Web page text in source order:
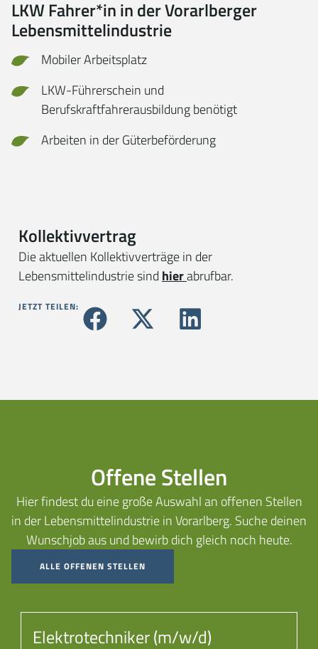
LKW Fahrer*in in der Vorarlberger
Lebensmittelindustrie
Mobiler Arbeitsplatz
LKW-Führerschein und
Berufskraftfahrerausbildung benötigt
Arbeiten in der Güterbeförderung
Kollektivvertrag
Die aktuellen Kollektivverträge in der
Lebensmittelindustrie sind hierabrufbar.
JETZT TEILEN:
Offene Stellen
Hier findest du eine große Auswahl an offenen Stellen
in der Lebensmittelindustrie in Vorarlberg. Suche deinen
Wunschjob aus und bewirb dich gleich noch heute.
ALLE OFFENEN STELLEN
Elektrotechniker (m/w/d)